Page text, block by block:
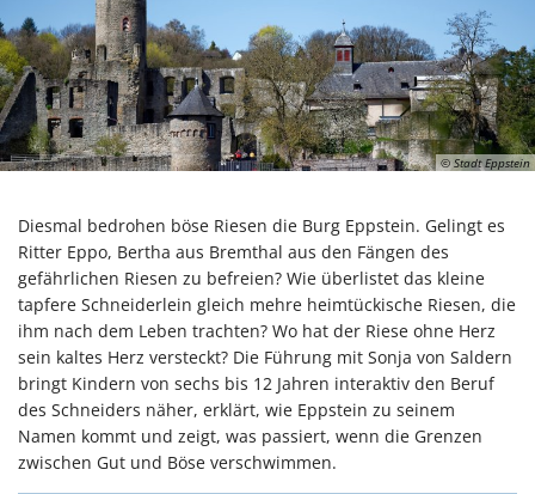
© Stadt Eppstein
Diesmal bedrohen böse Riesen die Burg Eppstein. Gelingt es
Ritter Eppo, Bertha aus Bremthal aus den Fängen des
gefährlichen Riesen zu befreien? Wie überlistet das kleine
tapfere Schneiderlein gleich mehre heimtückische Riesen, die
ihm nach dem Leben trachten? Wo hat der Riese ohne Herz
sein kaltes Herz versteckt? Die Führung mit Sonja von Saldern
bringt Kindern von sechs bis 12 Jahren interaktiv den Beruf
des Schneiders näher, erklärt, wie Eppstein zu seinem
Namen kommt und zeigt, was passiert, wenn die Grenzen
zwischen Gut und Böse verschwimmen.